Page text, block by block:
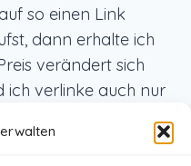
so einen Link
dann erhalte ich
verändert sich
ich verlinke auch nur
und die ich dir
kann.